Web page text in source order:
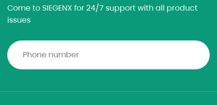
Come to SIEGENX for 24/7 support with all product
issues